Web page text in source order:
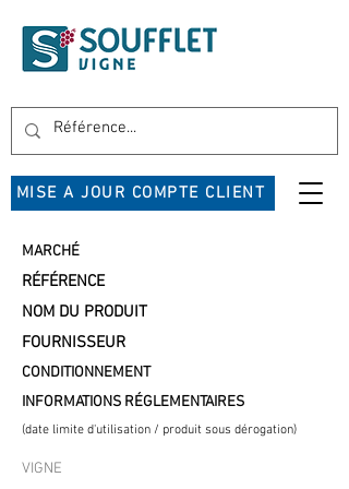
MISE A JOUR COMPTE CLIENT
MARCHÉ
RÉFÉRENCE
NOM DU PRODUIT
FOURNISSEUR
CONDITIONNEMENT
INFORMATIONS RÉGLEMENTAIRES
(date limite d'utilisation / produit sous dérogation)
VIGNE